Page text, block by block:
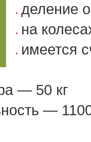
деление
на
имеется
— 50 кг
—